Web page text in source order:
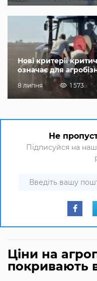
Нові критерії
означає для
8 липня 1 573
Не
Підписуйся на
Ціни на
покривають